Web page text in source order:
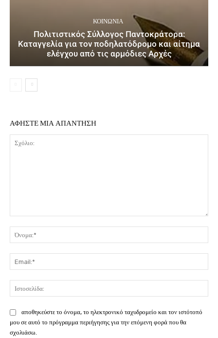
ΚΟΙΝΩΝΙΑ
Πολιτιστικός Σύλλογος Παντοκράτορα:
Καταγγελία για τον ποδηλατόδρομο και αίτημα
ελέγχου από τις αρμόδιες Αρχές
ΑΦΗΣΤΕ ΜΙΑ ΑΠΑΝΤΗΣΗ
αποθηκεύστε το όνομα, το ηλεκτρονικό ταχυδρομείο και τον ιστότοπό
μου σε αυτό το πρόγραμμα περιήγησης για την επόμενη φορά που θα
σχολιάσω.